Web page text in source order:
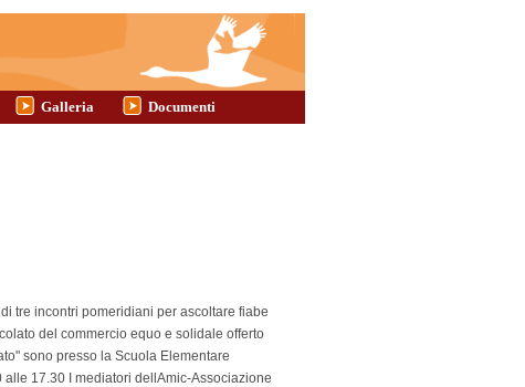
Galleria Documenti
tre incontri pomeridiani per ascoltare fiabe
del commercio equo e solidale offerto
sono presso la Scuola Elementare
17.30 I mediatori dellAmic-Associazione